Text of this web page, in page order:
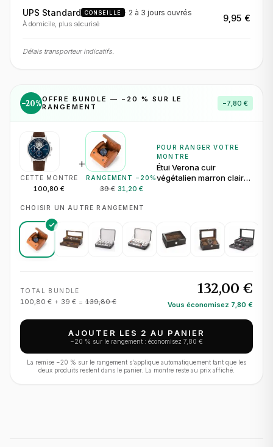
UPS Standard CONSEILLÉ · 2 à 3 jours ouvrés
À domicile, plus sécurisé
9,95 €
Délais transporteur indicatifs.
−20%OFFRE BUNDLE — − 20 % SUR LE
RANGEMENT
−7,80 €
CETTE MONTRE
100,80 €
+
RANGEMENT − 20 %
39 € 31,20 €
POUR RANGER VOTRE
MONTRE
Étui Verona cuir
végétalien marron clair
CHOISIR UN AUTRE RANGEMENT
TOTAL BUNDLE
100,80 € + 39 € = 139,80 €
132,00 €
Vous économisez 7,80 €
AJOUTER LES 2 AU PANIER
−20 % sur le rangement : économisez 7,80 €
La remise −20 % sur le rangement s'applique automatiquement tant que les
deux produits restent dans le panier. La montre reste au prix affiché.